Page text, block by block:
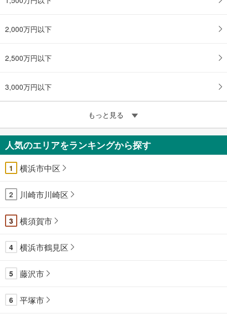
2,000万円以下
2,500万円以下
3,000万円以下
もっと見る
人気のエリアをランキングから探す
1 横浜市中区
2 川崎市川崎区
3 横須賀市
4 横浜市鶴見区
5 藤沢市
6 平塚市